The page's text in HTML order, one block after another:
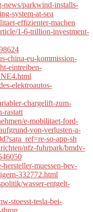
news/parkwind-installs-
system-at-sea
effizienter-machen
1-6-trillion-investment-
china-eu-kommission-
eintreiben-
elektroautos-
chargelift-zum-
rastatt
e-mobilitaet-ford-
von-verlusten-a-
so-app-sh
nfz-fuhrpark/bmdv-
muessen-bev-
332772.html
wasser-entgelt-
stoesst-tesla-bei-